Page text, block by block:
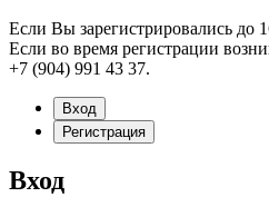
Если Вы зарегистрировались до
Если во время регистрации
+7 (904) 991 43 37.
Вход
Регистрация
Вход